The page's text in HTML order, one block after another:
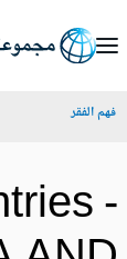
الفقر